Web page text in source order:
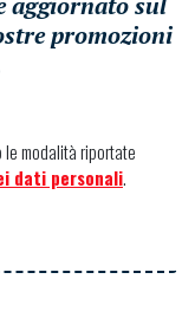
promozioni
le modalità riportate
dati personali.